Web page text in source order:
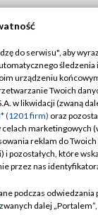
TVP
TVP
Cyfrowa
Regulamin TVP
prywatności
Moje zgody
Pomoc
Kontakt
do serwisu", aby
śledzenia
urządzeniu
Twoich
w likwidacji (zwaną
(1201 firm) oraz
celach marketingowych
reklam do
pozostałych, które
przez nas
podczas odwiedzania
zwanych dalej